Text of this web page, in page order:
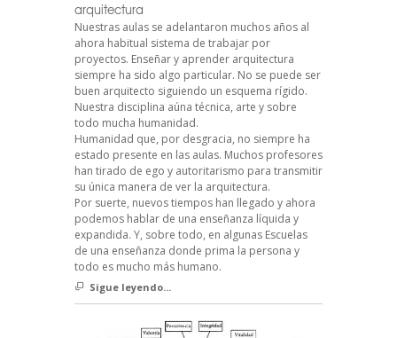
arquitectura
Nuestras aulas se adelantaron muchos años al
ahora habitual sistema de trabajar por
proyectos. Enseñar y aprender arquitectura
siempre ha sido algo particular. No se puede ser
buen arquitecto siguiendo un esquema rígido.
Nuestra disciplina aúna técnica, arte y sobre
todo mucha humanidad.
Humanidad que, por desgracia, no siempre ha
estado presente en las aulas. Muchos profesores
han tirado de ego y autoritarismo para transmitir
su única manera de ver la arquitectura.
Por suerte, nuevos tiempos han llegado y ahora
podemos hablar de una enseñanza líquida y
expandida. Y, sobre todo, en algunas Escuelas
de una enseñanza donde prima la persona y
todo es mucho más humano.
Sigue leyendo...